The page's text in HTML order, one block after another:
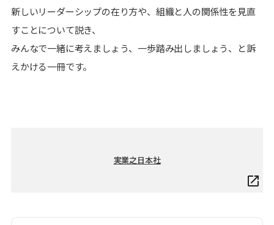
新しいリーダーシップの在り方や、組織と人の関係性を見直
すことについて説き、
みんなで一緒に考えましょう、一歩踏み出しましょう、と訴
えかける一冊です。
実業之日本社